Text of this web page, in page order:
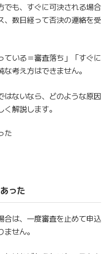
でも、すぐに可決される場合
、数日経って否決の連絡を受
ている＝審査落ち」「すぐに
考え方はできません。
はないなら、どのような原因
解説します。
た
った
合は、一度審査を止めて申込
せん。